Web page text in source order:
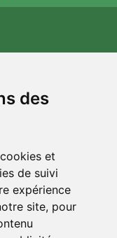
des
et
de suivi
expérience
site, pour
95 EUR
binnen 90
Lees meer